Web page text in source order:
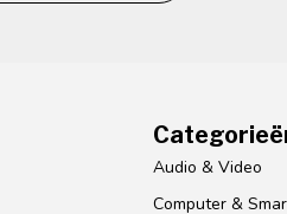
Audio & Video
Computer &